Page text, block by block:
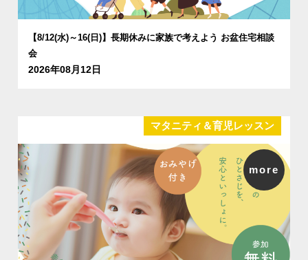
【8/12(水)～16(日)】長期休みに家族で考えよう お盆住宅相談
会
2026年08月12日
マタニティ＆育児レッスン
more